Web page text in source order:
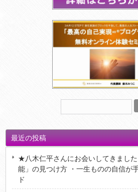
最近の投稿
★八木仁平さんにお会いしてきまし
能」の見つけ方 ・一生ものの自信が
ド